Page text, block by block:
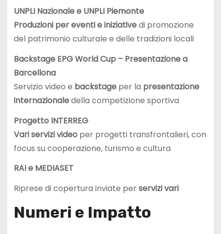
UNPLI Nazionale e UNPLI Piemonte
Produzioni per eventi e iniziativedi promozione
del patrimonio culturale e delle tradizioni locali
Backstage EPG World Cup – Presentazione a
Barcellona
Servizio video e backstage per la presentazione
internazionaledella competizione sportiva
Progetto INTERREG
Vari servizi videoper progetti transfrontalieri, con
focus su cooperazione, turismo e cultura
RAI e MEDIASET
Riprese di copertura inviate perservizi vari
Numeri e Impatto